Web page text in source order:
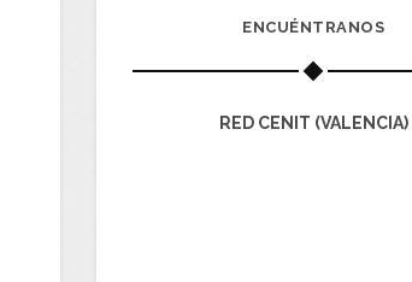
ENCUÉNTRANOS
RED CENIT (VALENCIA)